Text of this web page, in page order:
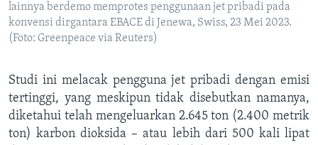
lainnya berdemo memprotes penggunaan jet pribadi pada
konvensi dirgantara EBACE di Jenewa, Swiss, 23 Mei 2023.
(Foto: Greenpeace via Reuters)
Studi ini melacak pengguna jet pribadi dengan emisi
tertinggi, yang meskipun tidak disebutkan namanya,
diketahui telah mengeluarkan 2.645 ton (2.400 metrik
ton) karbon dioksida – atau lebih dari 500 kali lipat